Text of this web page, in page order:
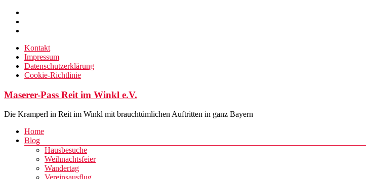
Zum
Inhalt
springen
Kontakt
Impressum
Datenschutzerklärung
Cookie-Richtlinie
Maserer-Pass Reit im Winkl e.V.
Die Kramperl in Reit im Winkl mit brauchtümlichen Auftritten in ganz Bayern
Menü
Home
Blog
Hausbesuche
Weihnachtsfeier
Wandertag